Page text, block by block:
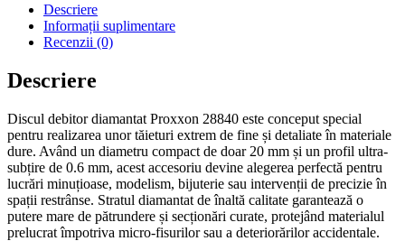
Descriere
Informații suplimentare
Recenzii (0)
Descriere
Discul debitor diamantat Proxxon 28840 este conceput special
pentru realizarea unor tăieturi extrem de fine și detaliate în materiale
dure. Având un diametru compact de doar 20 mm și un profil ultra-
subțire de 0.6 mm, acest accesoriu devine alegerea perfectă pentru
lucrări minuțioase, modelism, bijuterie sau intervenții de precizie în
spații restrânse. Stratul diamantat de înaltă calitate garantează o
putere mare de pătrundere și secționări curate, protejând materialul
prelucrat împotriva micro-fisurilor sau a deteriorărilor accidentale.